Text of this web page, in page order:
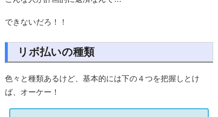
できないだろ！！
リボ払いの種類
色々と種類あるけど、基本的には下の４つを把握しとけ
ば、オーケー！